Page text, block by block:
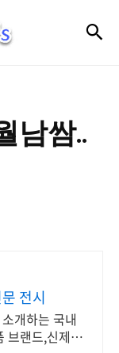
남쌈..
전시
개하는 국내
브랜드,신제품,